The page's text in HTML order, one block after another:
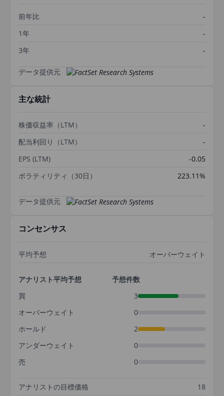
前年比
-
1年
-
3年
-
データ提供元
主な統計
株価収益率（LTM）
-
配当利回り（LTM）
-
EPS (LTM)
-0.05
ボラティリティ（30日）
223.11%
データ提供元
コンセンサス
平均予想 オーバーウェイト
アナリスト平均予想
予想件数
買
3
オーバーウェイト
0
ホールド
2
アンダーウェイト
0
売
0
アナリストの目標価格 18